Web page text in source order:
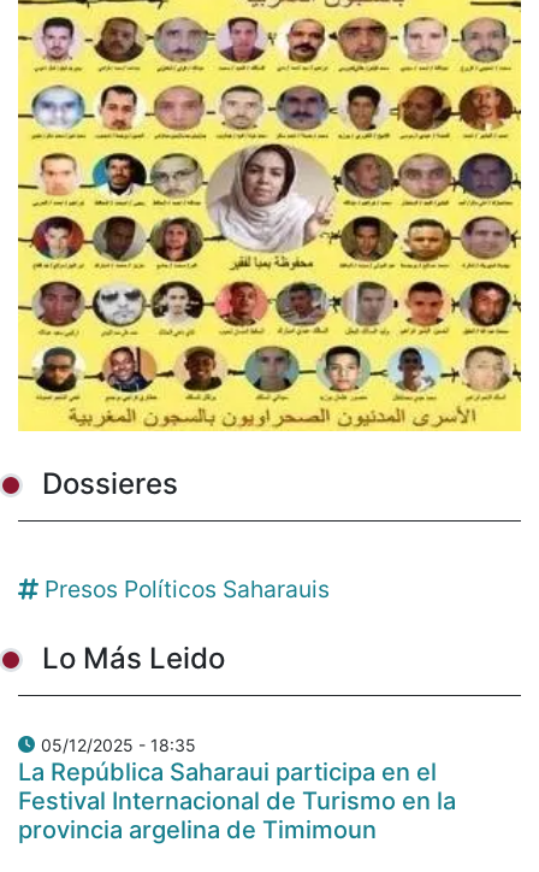
Dossieres
Presos Políticos Saharauis
Lo Más Leido
05/12/2025 - 18:35
La República Saharaui participa en el
Festival Internacional de Turismo en la
provincia argelina de Timimoun